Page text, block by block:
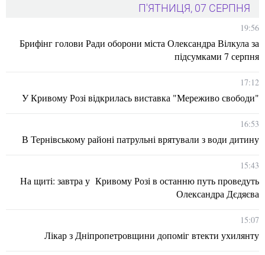
П'ЯТНИЦЯ, 07 СЕРПНЯ
19:56
Брифінг голови Ради оборони міста Олександра Вілкула за
підсумками 7 серпня
17:12
У Кривому Розі відкрилась виставка "Мереживо свободи"
16:53
В Тернівському районі патрульні врятували з води дитину
15:43
На щиті: завтра у Кривому Розі в останню путь проведуть
Олександра Дєдяєва
15:07
Лікар з Дніпропетровщини допоміг втекти ухилянту